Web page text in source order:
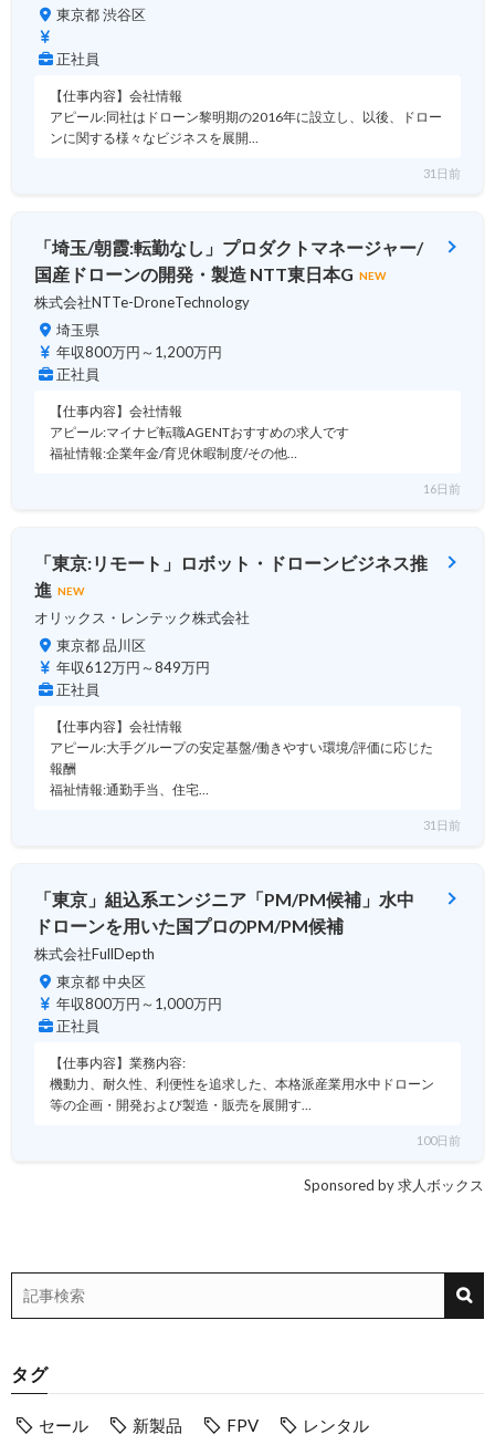
東京都 渋谷区
正社員
【仕事内容】会社情報
アピール:同社はドローン黎明期の2016年に設立し、以後、ドロー
ンに関する様々なビジネスを展開…
31日前
「埼玉/朝霞:転勤なし」プロダクトマネージャー/
国産ドローンの開発・製造 NTT東日本G NEW
株式会社NTTe-DroneTechnology
埼玉県
年収800万円～1,200万円
正社員
【仕事内容】会社情報
アピール:マイナビ転職AGENTおすすめの求人です
福祉情報:企業年金/育児休暇制度/その他…
16日前
「東京:リモート」ロボット・ドローンビジネス推
進 NEW
オリックス・レンテック株式会社
東京都 品川区
年収612万円～849万円
正社員
【仕事内容】会社情報
アピール:大手グループの安定基盤/働きやすい環境/評価に応じた
報酬
福祉情報:通勤手当、住宅…
31日前
「東京」組込系エンジニア「PM/PM候補」水中
ドローンを用いた国プロのPM/PM候補
株式会社FullDepth
東京都 中央区
年収800万円～1,000万円
正社員
【仕事内容】業務内容:
機動力、耐久性、利便性を追求した、本格派産業用水中ドローン
等の企画・開発および製造・販売を展開す…
100日前
Sponsored by 求人ボックス
タグ
セール 新製品 FPV
レンタル